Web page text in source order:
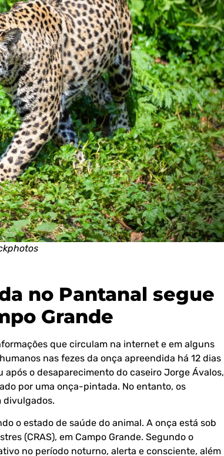
no Pantanal segue
Grande
que circulam na internet e em alguns
nas fezes da onça apreendida há 12 dias
o desaparecimento do caseiro Jorge Ávalos,
por uma onça-pintada. No entanto, os
divulgados.
o estado de saúde do animal. A onça está sob
(CRAS), em Campo Grande. Segundo o
no período noturno, alerta e consciente, além